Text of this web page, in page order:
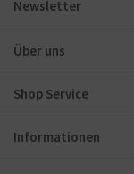
Newsletter
Über uns
Shop Service
Informationen